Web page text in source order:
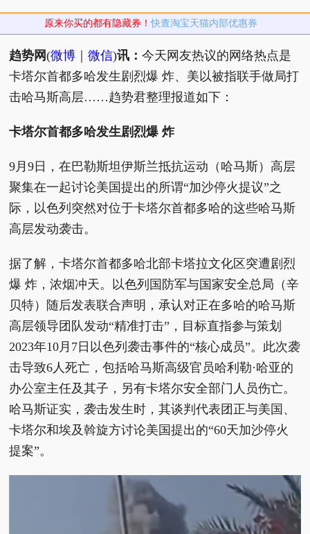
原来你买的都有隐藏券！快查淘宝天猫内部优惠券
趋势网(微博 ｜微信)讯：今天网友热议的网络热点是
卡塔尔首都多哈发生剧烈爆 炸、美以被指联手做局打
击哈马斯高层……趋势君整理报道如下：
卡塔尔首都多哈发生剧烈爆 炸
9月9日，在巴勒斯坦伊斯兰抵抗运动（哈马斯）高层
聚集在一起讨论美国提出的所谓“加沙停火提议”之
际，以色列突然对位于卡塔尔首都多哈的这些哈马斯
高层发动袭击。
据了解，卡塔尔首都多哈北部卡塔拉文化区突遭剧烈
爆 炸，浓烟冲天。以色列国防军与国家安全总局（辛
贝特）随后发表联合声明，承认对正在多哈的哈马斯
高层领导团队发动“精准打击”，目标直指参与策划
2023年10月7日以色列袭击事件的“核心成员”。此次袭
击导致6人死亡，包括哈马斯高级官员哈利勒·哈亚的
办公室主任及其子，另有卡塔尔安全部门人员伤亡。
哈马斯证实，袭击发生时，其谈判代表团正与美国、
卡塔尔和埃及斡旋方讨论美国提出的“60天加沙停火
提案”。